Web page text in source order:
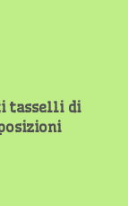
tasselli di